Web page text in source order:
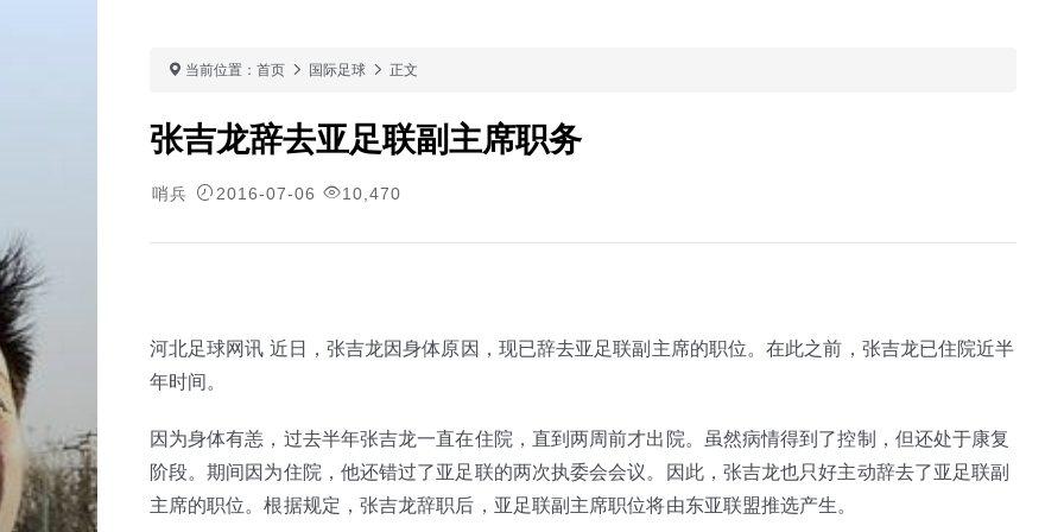
当前位置： 首页 国际足球 正文
张吉龙辞去亚足联副主席职务
哨兵 2016-07-06 10,470
河北足球网讯 近日，张吉龙因身体原因，现已辞去亚足联副主席的职位。在此之前，张吉龙已住院近半
年时间。
因为身体有恙，过去半年张吉龙一直在住院，直到两周前才出院。虽然病情得到了控制，但还处于康复
阶段。期间因为住院，他还错过了亚足联的两次执委会会议。因此，张吉龙也只好主动辞去了亚足联副
主席的职位。根据规定，张吉龙辞职后，亚足联副主席职位将由东亚联盟推选产生。